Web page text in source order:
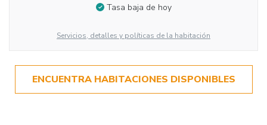
Tasa baja de hoy
Servicios, detalles y políticas de la habitación
ENCUENTRA HABITACIONES DISPONIBLES